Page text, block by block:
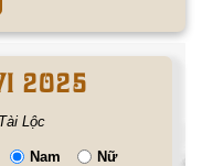
2025
Lộc
Nam Nữ